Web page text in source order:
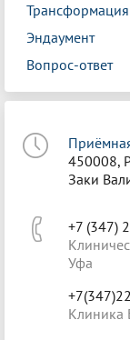
Трансформация
Эндаумент
Вопрос-ответ
450008,
Заки
+7 (347)
Уфа
Клиника